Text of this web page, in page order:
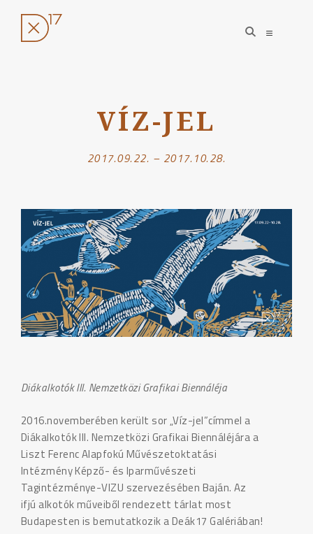
open
search
open
VÍZ-JEL
2017.09.22. – 2017.10.28.
Diákalkotók III. Nemzetközi Grafikai Biennáléja
2016.novemberében került sor „Víz-jel”címmel a
Diákalkotók III. Nemzetközi Grafikai Biennáléjára a
Liszt Ferenc Alapfokú Művészetoktatási
Intézmény Képző- és Iparművészeti
Tagintézménye-VIZU szervezésében Baján. Az
ifjú alkotók műveiből rendezett tárlat most
Budapesten is bemutatkozik a Deák17 Galériában!